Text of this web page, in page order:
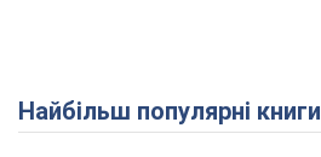
Найбільш популярні книги